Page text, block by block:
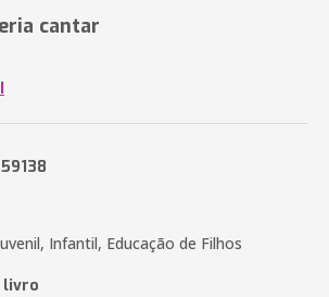
cantar
Infantil, Educação de Filhos
livro